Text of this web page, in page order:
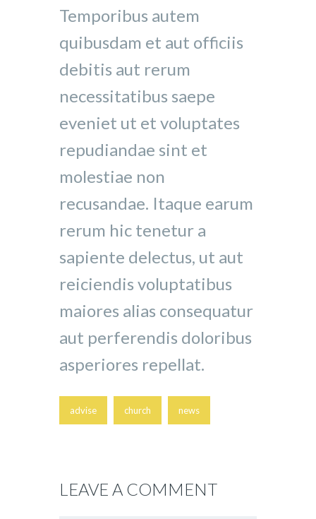
Temporibus autem
quibusdam et aut officiis
debitis aut rerum
necessitatibus saepe
eveniet ut et voluptates
repudiandae sint et
molestiae non
recusandae. Itaque earum
rerum hic tenetur a
sapiente delectus, ut aut
reiciendis voluptatibus
maiores alias consequatur
aut perferendis doloribus
asperiores repellat.
advise church news
LEAVE A COMMENT